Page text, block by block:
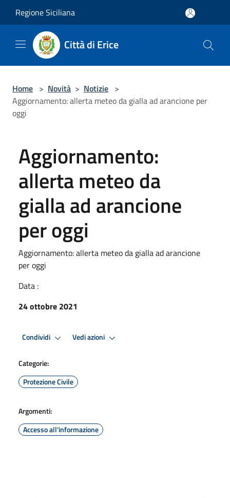
Regione Siciliana
Città di Erice
Home > Novità > Notizie >
Aggiornamento: allerta meteo da gialla ad arancione per
oggi
Aggiornamento:
allerta meteo da
gialla ad arancione
per oggi
Aggiornamento: allerta meteo da gialla ad arancione
per oggi
Data :
24 ottobre 2021
Condividi Vedi azioni
Categorie:
Protezione Civile
Argomenti:
Accesso all'informazione